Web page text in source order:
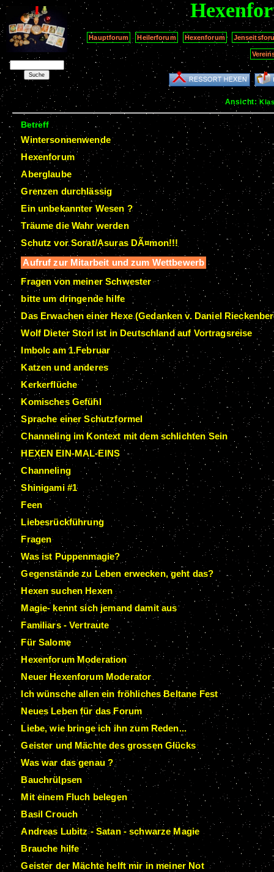
Hauptforum Heilerforum Hexenforum
Ansicht:
Betreff
Wintersonnenwende
Hexenforum
Aberglaube
Grenzen durchlässig
Ein unbekannter Wesen ?
Träume die Wahr werden
Schutz vor Sorat/Asuras DÃ¤mon!!!
Aufruf zur Mitarbeit und zum Wettbewerb
Fragen von meiner Schwester
bitte um dringende hilfe
Das Erwachen einer Hexe (Gedanken v. Daniel
Wolf Dieter Storl ist in Deutschland auf Vortragsreise
Imbolc am 1.Februar
Katzen und anderes
Kerkerflüche
Komisches Gefühl
Sprache einer Schutzformel
Channeling im Kontext mit dem schlichten Sein
HEXEN EIN-MAL-EINS
Channeling
Shinigami #1
Feen
Liebesrückführung
Fragen
Was ist Puppenmagie?
Gegenstände zu Leben erwecken, geht das?
Hexen suchen Hexen
Magie- kennt sich jemand damit aus
Familiars - Vertraute
Für Salome
Hexenforum Moderation
Neuer Hexenforum Moderator
Ich wünsche allen ein fröhliches Beltane Fest
Neues Leben für das Forum
Liebe, wie bringe ich ihn zum Reden...
Geister und Mächte des grossen Glücks
Was war das genau ?
Bauchrülpsen
Mit einem Fluch belegen
Basil Crouch
Andreas Lubitz - Satan - schwarze Magie
Brauche hilfe
Geister der Mächte helft mir in meiner Not